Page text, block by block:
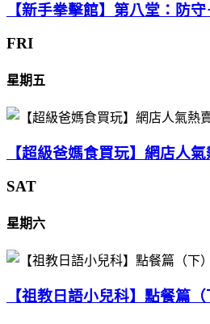
【新手拳擊館】第八堂：防
FRI
星期五
【超級爸媽食買玩】網店人
SAT
星期六
【祖教日語小兒科】點餐篇（